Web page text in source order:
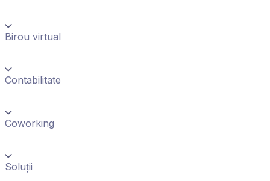
Birou virtual
Contabilitate
Coworking
Soluții